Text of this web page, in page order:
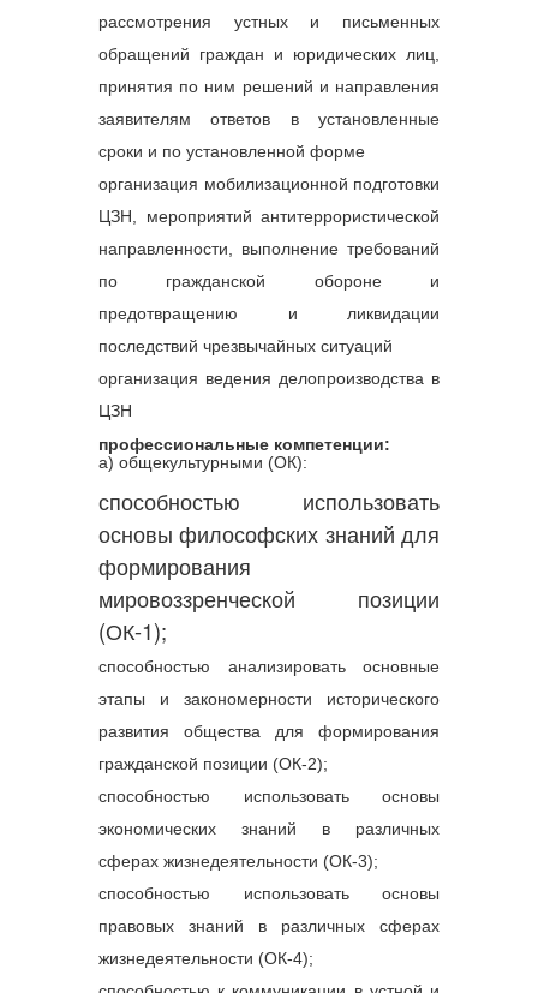
рассмотрения устных и письменных
обращений граждан и юридических лиц,
принятия по ним решений и направления
заявителям ответов в установленные
сроки и по установленной форме
организация мобилизационной подготовки
ЦЗН, мероприятий антитеррористической
направленности, выполнение требований
по гражданской обороне и
предотвращению и ликвидации
последствий чрезвычайных ситуаций
организация ведения делопроизводства в
ЦЗН
профессиональные компетенции:
а) общекультурными (ОК):
способностью использовать
основы философских знаний для
формирования
мировоззренческой позиции
(ОК-1);
способностью анализировать основные
этапы и закономерности исторического
развития общества для формирования
гражданской позиции (ОК-2);
способностью использовать основы
экономических знаний в различных
сферах жизнедеятельности (ОК-3);
способностью использовать основы
правовых знаний в различных сферах
жизнедеятельности (ОК-4);